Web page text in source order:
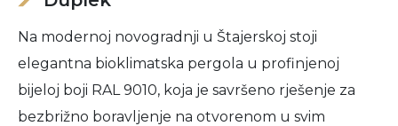
Na modernoj novogradnji u Štajerskoj stoji
elegantna bioklimatska pergola u profinjenoj
bijeloj boji RAL 9010, koja je savršeno rješenje za
bezbrižno boravljenje na otvorenom u svim